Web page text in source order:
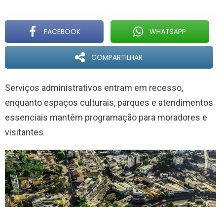
FACEBOOK WHATSAPP
COMPARTILHAR
Serviços administrativos entram em recesso,
enquanto espaços culturais, parques e atendimentos
essenciais mantêm programação para moradores e
visitantes